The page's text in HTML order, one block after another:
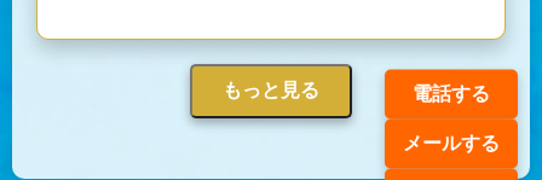
電話する
メールする
もっと見る